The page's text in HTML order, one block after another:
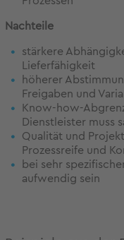
Nachteile
stärkere
Lieferfähigkeit
höherer
Freigaben und
Know-how-
Dienstleister muss
Qualität und
Prozessreife und
bei sehr
aufwendig sein